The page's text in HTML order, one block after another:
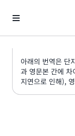
아래의 번역은 단
과 영문본 간에
지연으로 인해),